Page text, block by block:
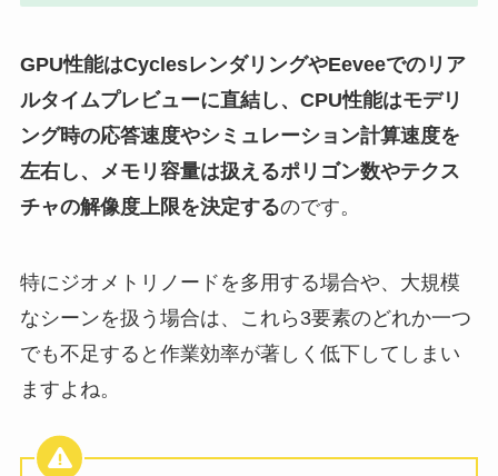
GPU性能はCyclesレンダリングやEeveeでのリア
ルタイムプレビューに直結し、CPU性能はモデリ
ング時の応答速度やシミュレーション計算速度を
左右し、メモリ容量は扱えるポリゴン数やテクス
チャの解像度上限を決定するのです。
特にジオメトリノードを多用する場合や、大規模
なシーンを扱う場合は、これら3要素のどれか一つ
でも不足すると作業効率が著しく低下してしまい
ますよね。